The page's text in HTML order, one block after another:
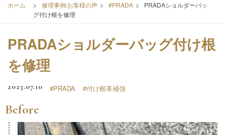
ホーム > 修理事例/お客様の声 > #PRADA >
PRADAショルダーバッ
グ付け根を修理
PRADAショルダーバッグ付け根
を修理
2023.07.10 #PRADA #付け根革補強